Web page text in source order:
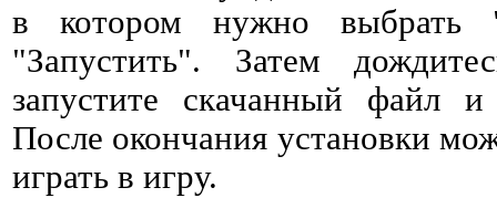
в котором нужно выбрать
"Запустить". Затем
запустите скачанный файл и
После окончания установки
играть в игру.